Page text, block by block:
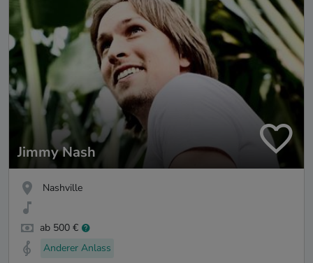
Jimmy Nash
Nashville
ab 500 €
Anderer Anlass